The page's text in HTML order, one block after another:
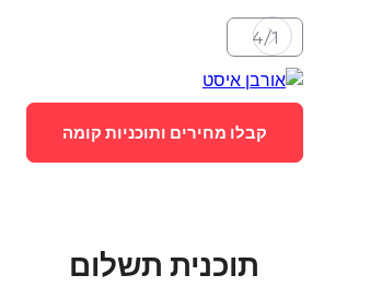
1
/
4
קבלו מחירים ותוכניות קומה
תוכנית תשלום